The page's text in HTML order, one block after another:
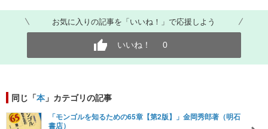
お気に入りの記事を「いいね！」で応援しよう
いいね！ 0
同じ「本 」カテゴリの記事
「モンゴルを知るための65章【第2版】」金岡秀郎著（明石
書店）